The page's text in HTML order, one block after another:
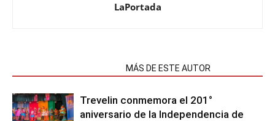
LaPortada
MÁS DE ESTE AUTOR
Trevelin conmemora el 201°
aniversario de la Independencia de